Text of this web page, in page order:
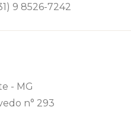
9 8526-7242
- MG
n° 293